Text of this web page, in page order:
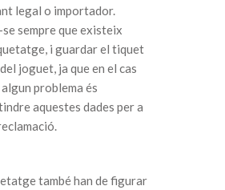
legal o importador.
sempre que existeix
i guardar el tiquet
joguet, ja que en el cas
problema és
aquestes dades per a
també han de figurar